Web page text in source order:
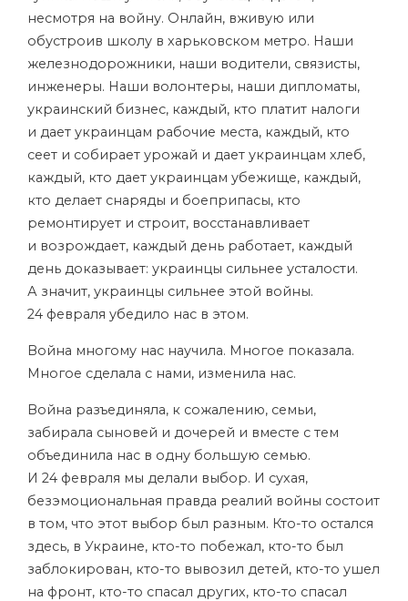
несмотря на войну. Онлайн, вживую или
обустроив школу в харьковском метро. Наши
железнодорожники, наши водители, связисты,
инженеры. Наши волонтеры, наши дипломаты,
украинский бизнес, каждый, кто платит налоги
и дает украинцам рабочие места, каждый, кто
сеет и собирает урожай и дает украинцам хлеб,
каждый, кто дает украинцам убежище, каждый,
кто делает снаряды и боеприпасы, кто
ремонтирует и строит, восстанавливает
и возрождает, каждый день работает, каждый
день доказывает: украинцы сильнее усталости.
А значит, украинцы сильнее этой войны.
24 февраля убедило нас в этом.
Война многому нас научила. Многое показала.
Многое сделала с нами, изменила нас.
Война разъединяла, к сожалению, семьи,
забирала сыновей и дочерей и вместе с тем
объединила нас в одну большую семью.
И 24 февраля мы делали выбор. И сухая,
безэмоциональная правда реалий войны состоит
в том, что этот выбор был разным. Кто-то остался
здесь, в Украине, кто-то побежал, кто-то был
заблокирован, кто-то вывозил детей, кто-то ушел
на фронт, кто-то спасал других, кто-то спасал